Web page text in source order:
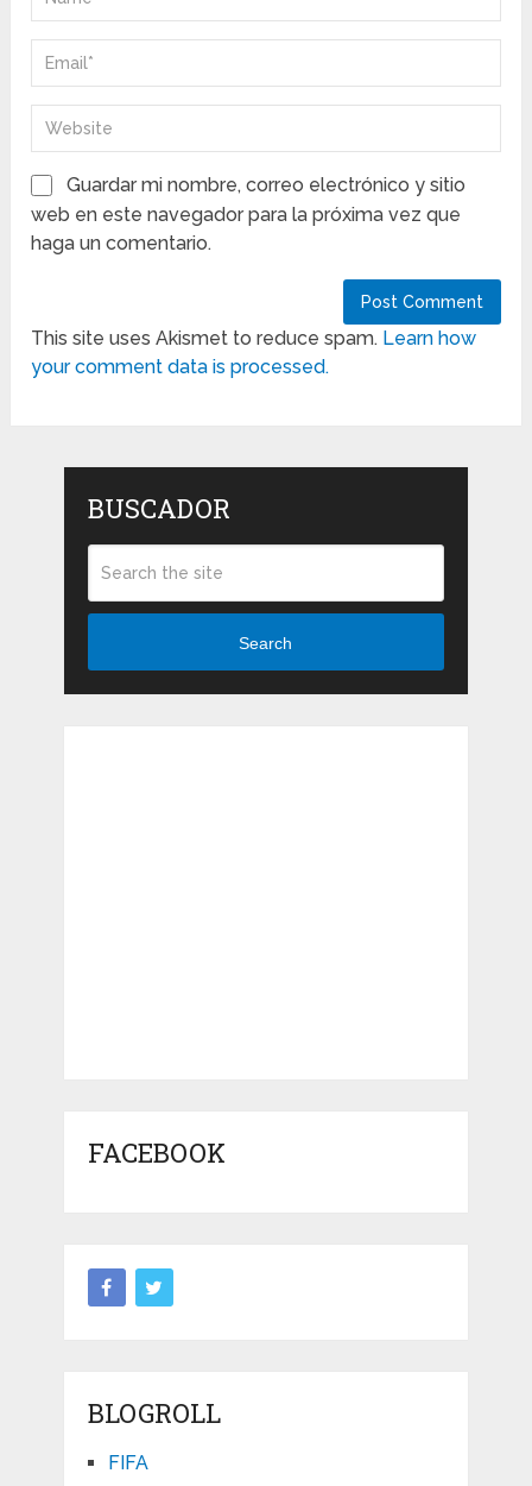
Guardar mi nombre, correo electrónico y sitio
web en este navegador para la próxima vez que
haga un comentario.
This site uses Akismet to reduce spam. Learn how
your comment data is processed.
BUSCADOR
Search
FACEBOOK
BLOGROLL
FIFA